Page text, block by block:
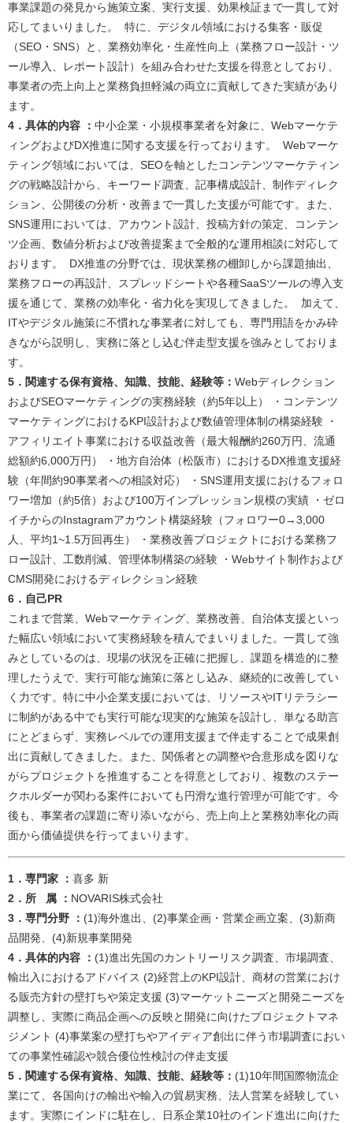
事業課題の発見から施策立案、実行支援、効果検証まで一貫して対
応してまいりました。 特に、デジタル領域における集客・販促
（SEO・SNS）と、業務効率化・生産性向上（業務フロー設計・ツ
ール導入、レポート設計）を組み合わせた支援を得意としており、
事業者の売上向上と業務負担軽減の両立に貢献してきた実績があり
ます。​
4．具体的内容 ： 中小企業・小規模事業者を対象に、Webマーケテ
ィングおよびDX推進に関する支援を行っております。 Webマーケ
ティング領域においては、SEOを軸としたコンテンツマーケティン
グの戦略設計から、キーワード調査、記事構成設計、制作ディレク
ション、公開後の分析・改善まで一貫した支援が可能です。また、
SNS運用においては、アカウント設計、投稿方針の策定、コンテン
ツ企画、数値分析および改善提案まで全般的な運用相談に対応して
おります。 DX推進の分野では、現状業務の棚卸しから課題抽出、
業務フローの再設計、スプレッドシートや各種SaaSツールの導入支
援を通じて、業務の効率化・省力化を実現してきました。 加えて、
ITやデジタル施策に不慣れな事業者に対しても、専門用語をかみ砕
きながら説明し、実務に落とし込む伴走型支援を強みとしておりま
す。
5．関連する保有資格、知識、技能、経験等： Webディレクション
およびSEOマーケティングの実務経験（約5年以上） ・コンテンツ
マーケティングにおけるKPI設計および数値管理体制の構築経験 ・
アフィリエイト事業における収益改善（最大報酬約260万円、流通
総額約6,000万円） ・地方自治体（松阪市）におけるDX推進支援経
験（年間約90事業者への相談対応） ・SNS運用支援におけるフォロ
ワー増加（約5倍）および100万インプレッション規模の実績 ・ゼロ
イチからのInstagramアカウント構築経験（フォロワー0→3,000
人、平均1~1.5万回再生） ・業務改善プロジェクトにおける業務フ
ロー設計、工数削減、管理体制構築の経験 ・Webサイト制作および
CMS開発におけるディレクション経験​
6．自己PR
これまで営業、Webマーケティング、業務改善、自治体支援といっ
た幅広い領域において実務経験を積んでまいりました。一貫して強
みとしているのは、現場の状況を正確に把握し、課題を構造的に整
理したうえで、実行可能な施策に落とし込み、継続的に改善してい
く力です。特に中小企業支援においては、リソースやITリテラシー
に制約がある中でも実行可能な現実的な施策を設計し、単なる助言
にとどまらず、実務レベルでの運用支援まで伴走することで成果創
出に貢献してきました。また、関係者との調整や合意形成を図りな
がらプロジェクトを推進することを得意としており、複数のステー
クホルダーが関わる案件においても円滑な進行管理が可能です。今
後も、事業者の課題に寄り添いながら、売上向上と業務効率化の両
面から価値提供を行ってまいります。​
​​​​​​​​​​​​​​​​​​​​​​​​​​​​​​​​​​​​​​​​​​​​​​​​​​​​​​​​​​​​​​​​​​​​​​​​​​​​​​​1．専門家 ： 喜多 新​​
2．所 属 ： NOVARIS株式会社​
3．専門分野 ： (1)海外進出、(2)事業企画・営業企画立案、(3)新商
品開発、(4)新規事業開発​
4．具体的内容 ： (1)進出先国のカントリーリスク調査、市場調査、
輸出入におけるアドバイス (2)経営上のKPI設計、商材の営業におけ
る販売方針の壁打ちや策定支援 (3)マーケットニーズと開発ニーズを
調整し、実際に商品企画への反映と開発に向けたプロジェクトマネ
ジメント (4)事業案の壁打ちやアイディア創出に伴う市場調査におい
ての事業性確認や競合優位性検討の伴走支援​
5．関連する保有資格、知識、技能、経験等： (1)10年間国際物流企
業にて、各国向けの輸出や輸入の貿易実務、法人営業を経験してい
ます。実際にインドに駐在し、日系企業10社のインド進出に向けた